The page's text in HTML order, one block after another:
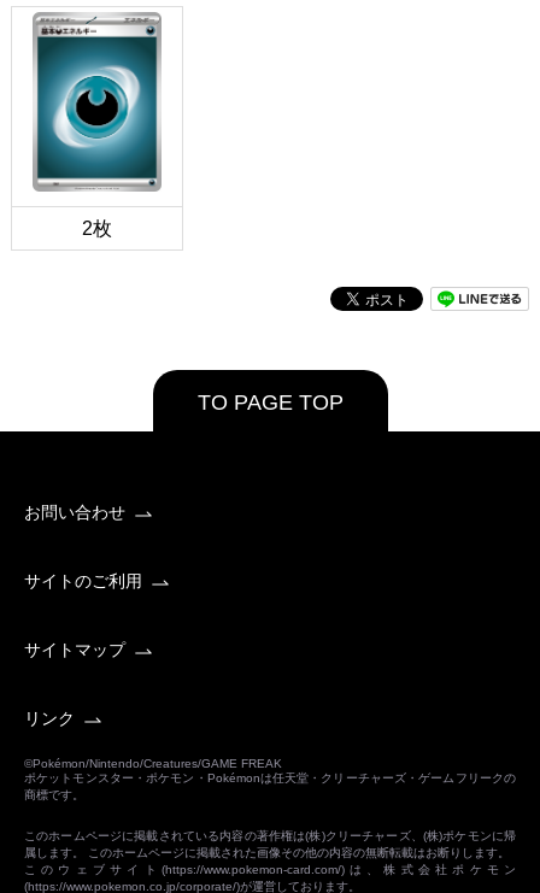
2枚
TO PAGE TOP
お問い合わせ
サイトのご利用
サイトマップ
リンク
©Pokémon/Nintendo/Creatures/GAME FREAK
ポケットモンスター・ポケモン・Pokémonは任天堂・クリーチャーズ・ゲームフリークの
商標です。
このホームページに掲載されている内容の著作権は(株)クリーチャーズ、(株)ポケモンに帰
属します。 このホームページに掲載された画像その他の内容の無断転載はお断りします。
このウェブサイト(https://www.pokemon-card.com/)は、株式会社ポケモン
(https://www.pokemon.co.jp/corporate/)が運営しております。